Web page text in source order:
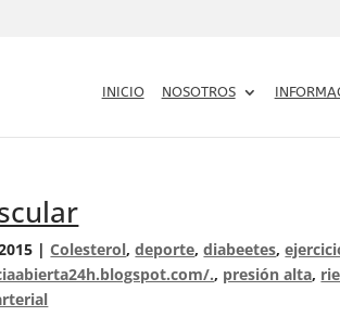
INICIO NOSOTROS
|Colesterol,deporte,diabeetes,
., presión alta,